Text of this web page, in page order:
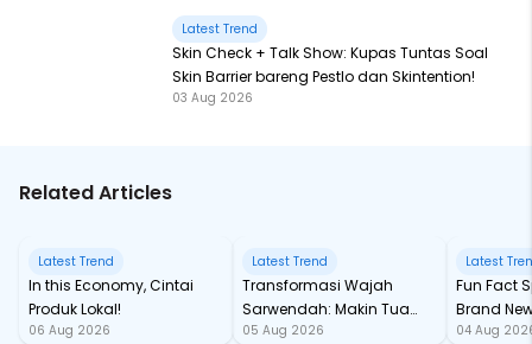
Latest Trend
Skin Check + Talk Show: Kupas Tuntas Soal
Skin Barrier bareng Pestlo dan Skintention!
03 Aug 2026
Related Articles
Latest Trend
In this Economy, Cintai
Produk Lokal!
06 Aug 2026
Latest Trend
Transformasi Wajah
Sarwendah: Makin Tua
Semakin Glowing
05 Aug 2026
Latest
Fun Fact Spider-Man
Brand
Baru
04 Aug